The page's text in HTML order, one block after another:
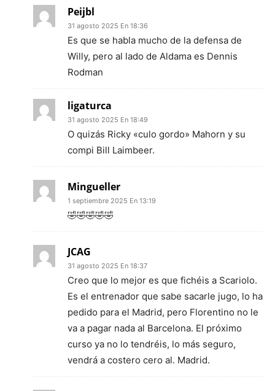
Peijbl
31 agosto 2025 En 18:36
Es que se habla mucho de la defensa de
Willy, pero al lado de Aldama es Dennis
Rodman
ligaturca
31 agosto 2025 En 18:49
O quizás Ricky «culo gordo» Mahorn y su
compi Bill Laimbeer.
Mingueller
1 septiembre 2025 En 13:19
🤣🤣🤣🤣🤣
JCAG
31 agosto 2025 En 18:37
Creo que lo mejor es que fichéis a Scariolo.
Es el entrenador que sabe sacarle jugo, lo ha
pedido para el Madrid, pero Florentino no le
va a pagar nada al Barcelona. El próximo
curso ya no lo tendréis, lo más seguro,
vendrá a costero cero al. Madrid.